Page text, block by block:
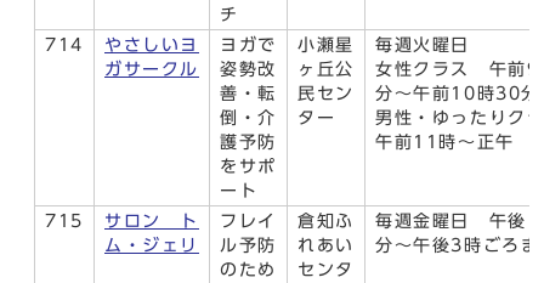
チ
714
やさしいヨ
ガサークル
ヨガで
姿勢改
善・転
倒・介
護予防
をサポ
ート
小瀬星
ヶ丘公
民セン
ター
毎週火曜日
女性クラス 午前9
分～午前10時30
男性・ゆったり
午前11時～正午
715
サロン ト
ム・ジェリ
フレイ
ル予防
のため
倉知ふ
れあい
センタ
毎週金曜日 午後1
分～午後3時ごろま